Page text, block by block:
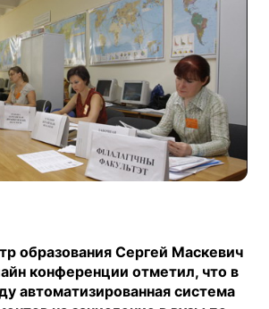
образования Сергей Маскевич
конференции отметил, что в
автоматизированная система